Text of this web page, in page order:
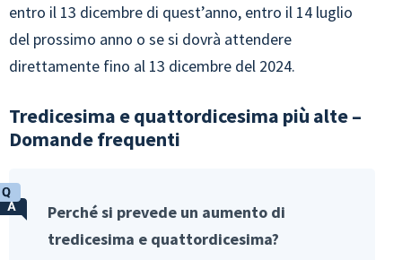
entro il 13 dicembre di quest’anno, entro il 14 luglio
del prossimo anno o se si dovrà attendere
direttamente fino al 13 dicembre del 2024.
Tredicesima e quattordicesima più alte –
Domande frequenti
Perché si prevede un aumento di
tredicesima e quattordicesima?